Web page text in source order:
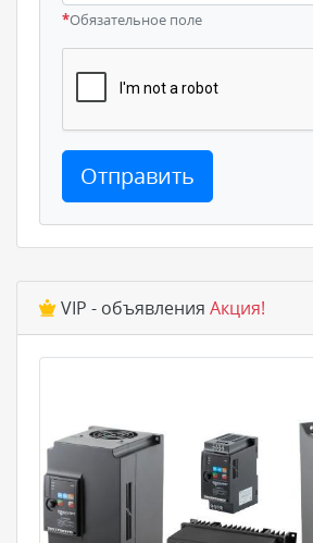
*Обязательное поле
Отправить
VIP - объявления Акция!